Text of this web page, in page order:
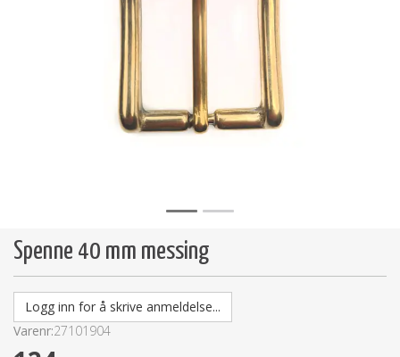
Spenne 40 mm messing
Logg inn for å skrive anmeldelse...
Varenr:27101904